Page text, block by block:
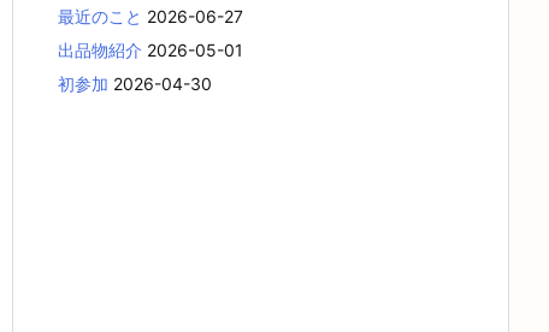
最近のこと 2026-06-27
出品物紹介 2026-05-01
初参加 2026-04-30